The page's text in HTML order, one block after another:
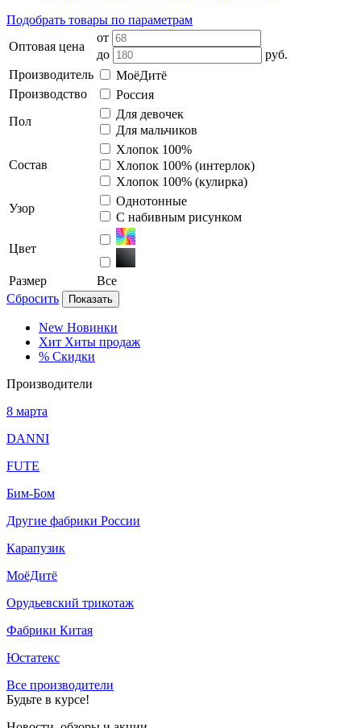
Подобрать товары по параметрам
Оптовая цена
от
до
руб.
Производитель
МоёДитё
Производство
Россия
Пол
Для девочек
Для мальчиков
Состав
Хлопок 100%
Хлопок 100% (интерлок)
Хлопок 100% (кулирка)
Узор
Однотонные
С набивным рисунком
Цвет
Размер
Все
Сбросить
Показать
New Новинки
Хит Хиты продаж
% Скидки
Производители
8 марта
DANNI
FUTE
Бим-Бом
Другие фабрики России
Карапузик
МоёДитё
Орудьевский трикотаж
Фабрики Китая
Юстатекс
Все производители
Будьте в курсе!